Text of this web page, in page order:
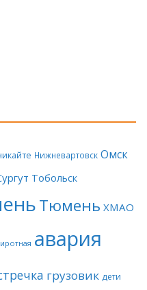
Нижневартовск Омск
Тобольск
Тюмень ХМАО
авария
грузовик дети